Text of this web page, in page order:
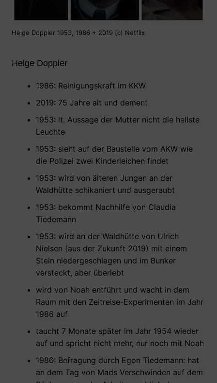
Helge Doppler 1953, 1986 + 2019 (c) Netflix
Helge Doppler
1986: Reinigungskraft im KKW
2019: 75 Jahre alt und dement
1953: lt. Aussage der Mutter nicht die hellste
Leuchte
1953: sieht auf der Baustelle vom AKW wie
die Polizei zwei Kinderleichen findet
1953: wird von älteren Jungen an der
Waldhütte schikaniert und ausgeraubt
1953: bekommt Nachhilfe von Claudia
Tiedemann
1953: wird an der Waldhütte von Ulrich
Nielsen (aus der Zukunft 2019) mit einem
Stein niedergeschlagen und im Bunker
versteckt, aber überlebt
wird von Noah entführt und wacht in dem
Raum mit den Zeitreise-Experimenten im Jahr
1986 auf
taucht 7 Monate später im Jahr 1954 wieder
auf und spricht nicht mehr, nur noch mit Noah
1986: Befragung durch Egon Tiedemann: hat
an dem Tag von Mads Verschwinden auf dem